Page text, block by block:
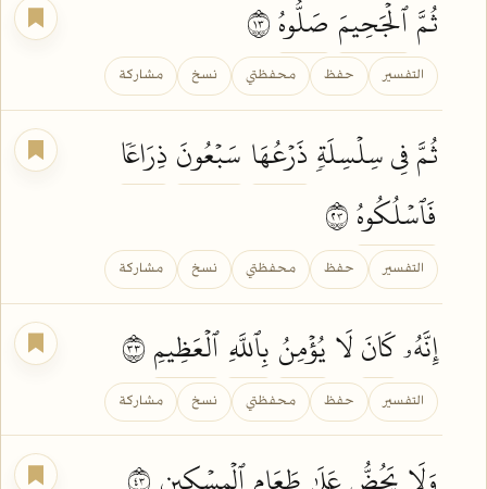
ثُمَّٱلۡجَحِيمَ صَلُّوهُ
التفسير حفظ محفظتي نسخ مشاركة
ثُمَّ فِي سِلۡسِلَةٖذَرۡعُهَا سَبۡعُونَ ذِرَاعٗا
فَٱسۡلُكُوهُ
التفسير حفظ محفظتي نسخ مشاركة
إِنَّهُۥكَانَلَا يُؤۡمِنُ بِٱللَّهِ ٱلۡعَظِيمِ
التفسير حفظ محفظتي نسخ مشاركة